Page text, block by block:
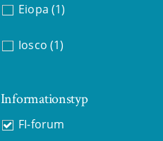
Eiopa (1)
Iosco (1)
Informationstyp
FI-forum